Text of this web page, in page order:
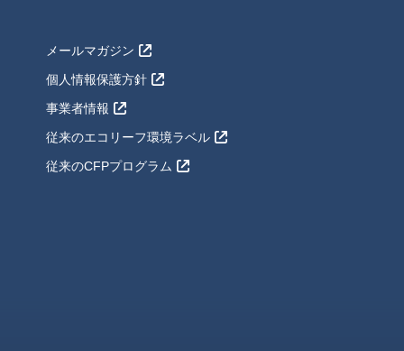
メールマガジン
個人情報保護方針
事業者情報
従来のエコリーフ環境ラベル
従来のCFPプログラム